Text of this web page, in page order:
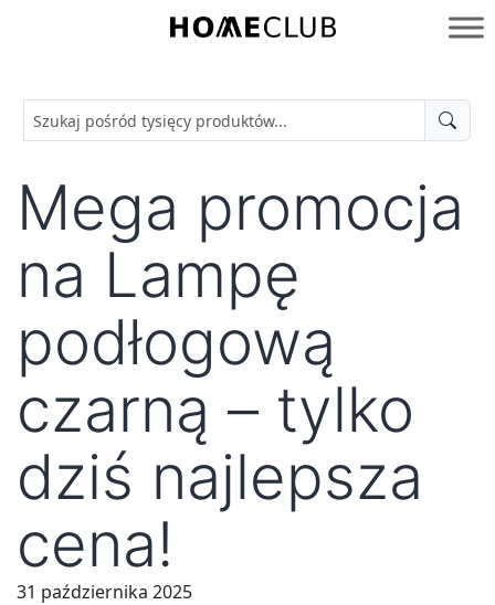
Homeclub
Mega promocja
na Lampę
podłogową
czarną – tylko
dziś najlepsza
cena!
31 października 2025